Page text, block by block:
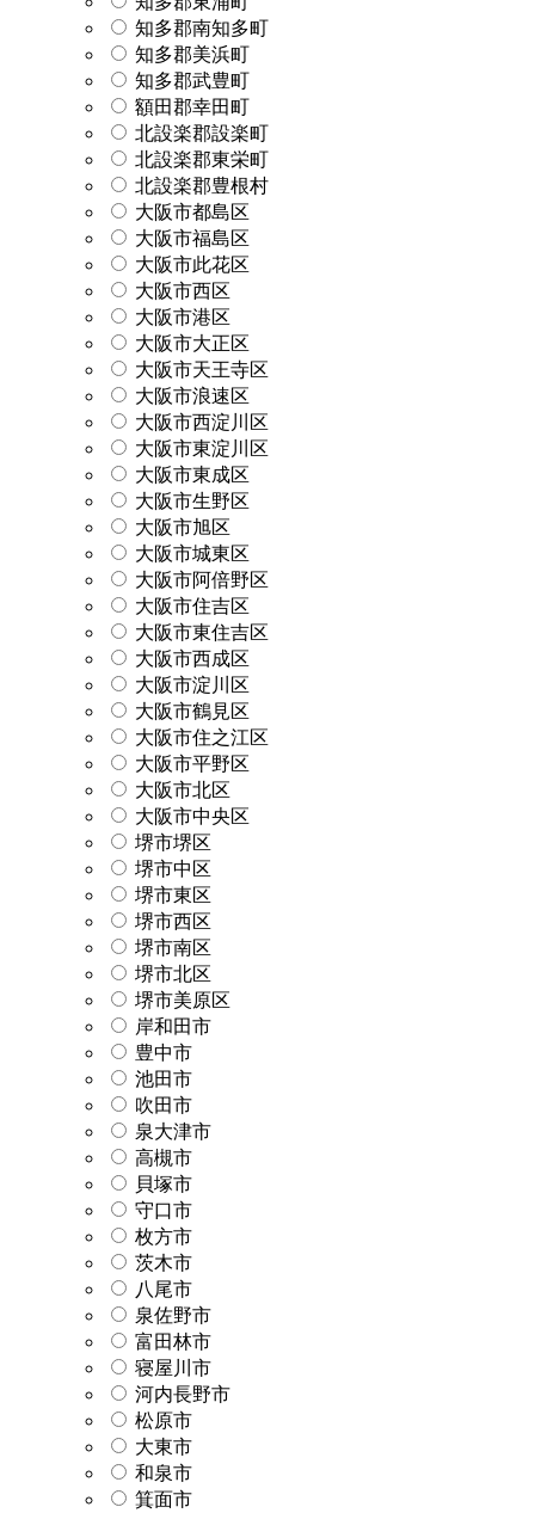
知多郡南知多町
知多郡美浜町
知多郡武豊町
額田郡幸田町
北設楽郡設楽町
北設楽郡東栄町
北設楽郡豊根村
大阪市都島区
大阪市福島区
大阪市此花区
大阪市西区
大阪市港区
大阪市大正区
大阪市天王寺区
大阪市浪速区
大阪市西淀川区
大阪市東淀川区
大阪市東成区
大阪市生野区
大阪市旭区
大阪市城東区
大阪市阿倍野区
大阪市住吉区
大阪市東住吉区
大阪市西成区
大阪市淀川区
大阪市鶴見区
大阪市住之江区
大阪市平野区
大阪市北区
大阪市中央区
堺市堺区
堺市中区
堺市東区
堺市西区
堺市南区
堺市北区
堺市美原区
岸和田市
豊中市
池田市
吹田市
泉大津市
高槻市
貝塚市
守口市
枚方市
茨木市
八尾市
泉佐野市
富田林市
寝屋川市
河内長野市
松原市
大東市
和泉市
箕面市